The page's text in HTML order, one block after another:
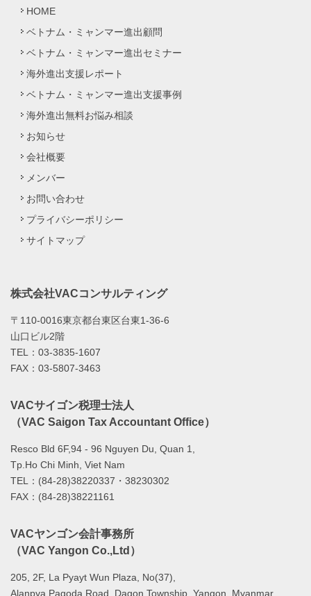
HOME
ベトナム・ミャンマー進出顧問
ベトナム・ミャンマー進出セミナー
海外進出支援レポート
ベトナム・ミャンマー進出支援事例
海外進出無料お悩み相談
お知らせ
会社概要
メンバー
お問い合わせ
プライバシーポリシー
サイトマップ
株式会社VACコンサルティング
〒110-0016東京都台東区台東1-36-6
山口ビル2階
TEL：03-3835-1607
FAX：03-5807-3463
VACサイゴン税理士法人
（VAC Saigon Tax Accountant Office）
Resco Bld 6F,94 - 96 Nguyen Du, Quan 1,
Tp.Ho Chi Minh, Viet Nam
TEL：(84-28)38220337・38230302
FAX：(84-28)38221161
VACヤンゴン会計事務所
（VAC Yangon Co.,Ltd）
205, 2F, La Pyayt Wun Plaza, No(37),
Alanpya Pagoda Road, Dagon Township, Yangon ,Myanmar